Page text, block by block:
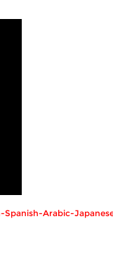
Arabic-